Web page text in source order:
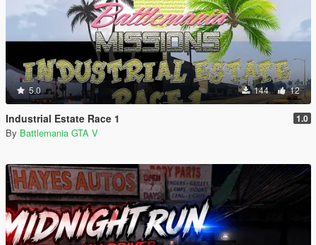
5.0 144 12
Industrial Estate Race 1 1.0
By Battlemania GTA V